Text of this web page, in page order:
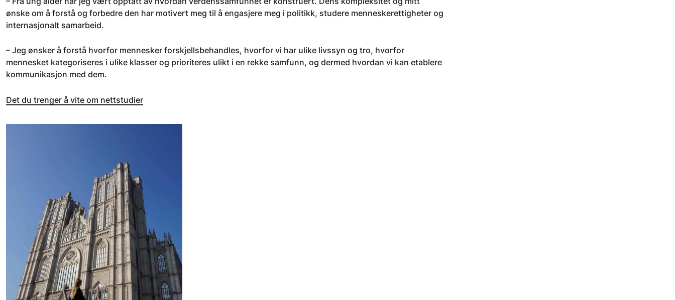
ønske om å forstå og forbedre den har motivert meg til å engasjere meg i politikk, studere menneskerettigheter og
internasjonalt samarbeid.
– Jeg ønsker å forstå hvorfor mennesker forskjellsbehandles, hvorfor vi har ulike livssyn og tro, hvorfor
mennesket kategoriseres i ulike klasser og prioriteres ulikt i en rekke samfunn, og dermed hvordan vi kan etablere
kommunikasjon med dem.
Det du trenger å vite om nettstudier